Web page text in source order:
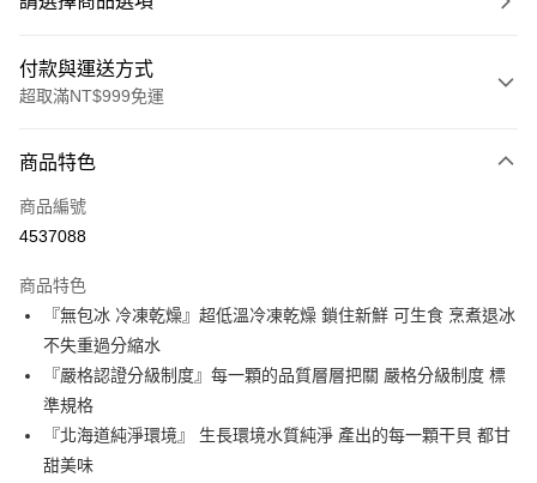
付款與運送方式
超取滿NT$999免運
信用卡一次付款
信用卡分期付款
合作金庫商業銀行
華南商業銀行
彰化商業銀行
上海商業儲蓄銀行
國泰世華商業銀行
兆豐國際商業銀行
臺灣中小企業銀行
匯豐（台灣）商業銀行
華泰商業銀行
聯邦商業銀行
遠東國際商業銀行
元大商業銀行
6 期 0 利率 每期
華南商業銀行
上海商業儲蓄銀行
台北富邦商業銀行
國泰世華商業銀行
臺灣中小企業銀行
台中商業銀行
匯豐（台灣）商業銀行
LINE Pay
Apple Pay
悠遊付
ATM付款
商品特色
商品編號
4537088
商品特色
『無包冰 冷凍乾燥』超低溫冷凍乾燥 鎖住新鮮 可生食 烹煮退冰
不失重過分縮水
『嚴格認證分級制度』每一顆的品質層層把關 嚴格分級制度 標
準規格
『北海道純淨環境』 生長環境水質純淨 產出的每一顆干貝 都甘
甜美味